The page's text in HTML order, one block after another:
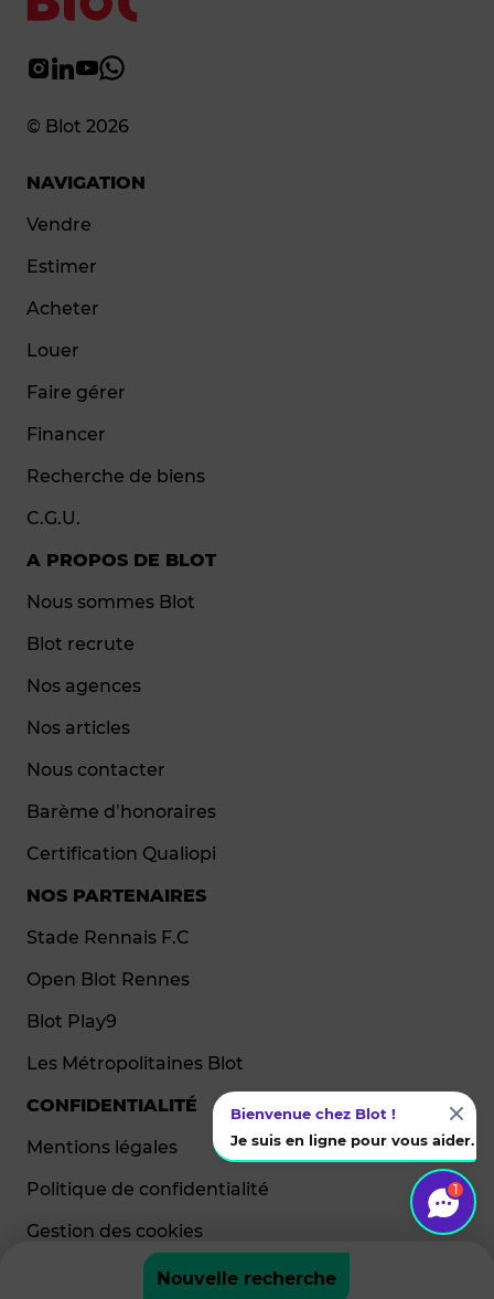
Nouvelle recherche
© Blot 2026
NAVIGATION
Vendre
Estimer
Acheter
Louer
Faire gérer
Financer
Recherche de biens
C.G.U.
A PROPOS DE BLOT
Nous sommes Blot
Blot recrute
Nos agences
Nos articles
Nous contacter
Barème d’honoraires
Certification Qualiopi
NOS PARTENAIRES
Stade Rennais F.C
Open Blot Rennes
Blot Play9
Les Métropolitaines Blot
CONFIDENTIALITÉ
Mentions légales
Politique de confidentialité
Gestion des cookies
1
Bienvenue chez Blot !
Je suis en ligne pour vous aider.